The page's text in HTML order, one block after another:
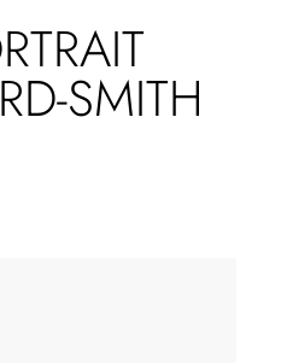
SMITH